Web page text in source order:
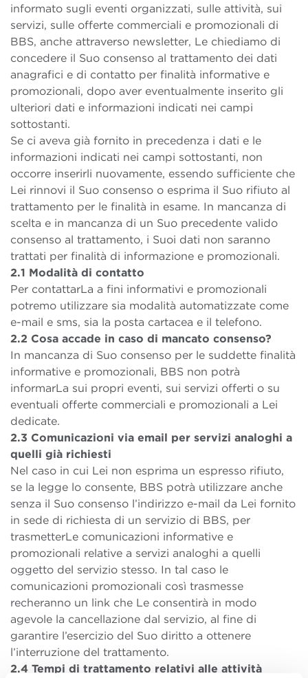
informato sugli eventi organizzati, sulle attività, sui
servizi, sulle offerte commerciali e promozionali di
BBS, anche attraverso newsletter, Le chiediamo di
concedere il Suo consenso al trattamento dei dati
anagrafici e di contatto per finalità informative e
promozionali, dopo aver eventualmente inserito gli
ulteriori dati e informazioni indicati nei campi
sottostanti.
Se ci aveva già fornito in precedenza i dati e le
informazioni indicati nei campi sottostanti, non
occorre inserirli nuovamente, essendo sufficiente che
Lei rinnovi il Suo consenso o esprima il Suo rifiuto al
trattamento per le finalità in esame. In mancanza di
scelta e in mancanza di un Suo precedente valido
consenso al trattamento, i Suoi dati non saranno
trattati per finalità di informazione e promozionali.
2.1 Modalità di contatto
Per contattarLa a fini informativi e promozionali
potremo utilizzare sia modalità automatizzate come
e-mail e sms, sia la posta cartacea e il telefono.
2.2 Cosa accade in caso di mancato consenso?
In mancanza di Suo consenso per le suddette finalità
informative e promozionali, BBS non potrà
informarLa sui propri eventi, sui servizi offerti o su
eventuali offerte commerciali e promozionali a Lei
dedicate.
2.3 Comunicazioni via email per servizi analoghi a
quelli già richiesti
Nel caso in cui Lei non esprima un espresso rifiuto,
se la legge lo consente, BBS potrà utilizzare anche
senza il Suo consenso l’indirizzo e-mail da Lei fornito
in sede di richiesta di un servizio di BBS, per
trasmetterLe comunicazioni informative e
promozionali relative a servizi analoghi a quelli
oggetto del servizio stesso. In tal caso le
comunicazioni promozionali così trasmesse
recheranno un link che Le consentirà in modo
agevole la cancellazione dal servizio, al fine di
garantire l’esercizio del Suo diritto a ottenere
l’interruzione del trattamento.
2.4 Tempi di trattamento relativi alle attività